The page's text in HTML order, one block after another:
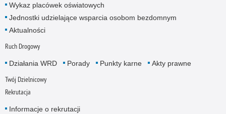
Wykaz placówek oświatowych
Jednostki udzielające wsparcia osobom bezdomnym
Aktualności
Ruch Drogowy
Działania WRD Porady Punkty karne Akty prawne
Twój Dzielnicowy
Rekrutacja
Informacje o rekrutacji